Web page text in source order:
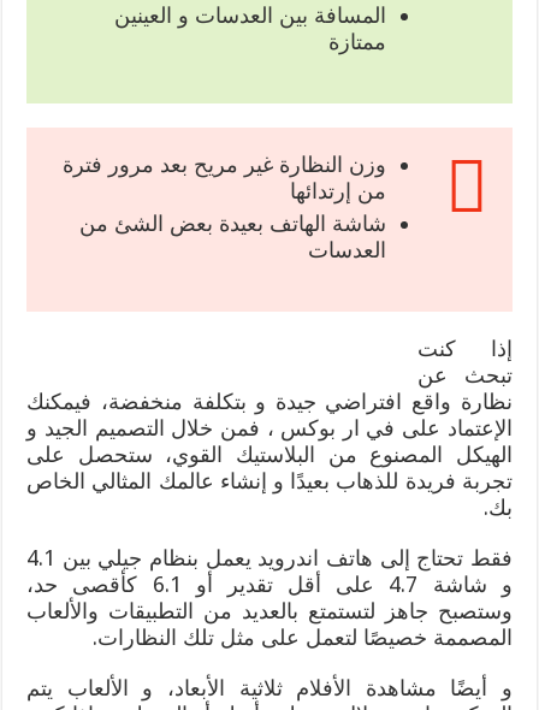
المسافة بين العدسات و العينين
ممتازة
وزن النظارة غير مريح بعد مرور فترة
من إرتدائها
شاشة الهاتف بعيدة بعض الشئ من
العدسات
إذا كنت
تبحث عن
نظارة واقع افتراضي جيدة و بتكلفة منخفضة، فيمكنك
الإعتماد على في ار بوكس ، فمن خلال التصميم الجيد و
الهيكل المصنوع من البلاستيك القوي، ستحصل على
تجربة فريدة للذهاب بعيدًا و إنشاء عالمك المثالي الخاص
بك.
فقط تحتاج إلى هاتف اندرويد يعمل بنظام جيلي بين 4.1
و شاشة 4.7 على أقل تقدير أو 6.1 كأقصى حد،
وستصبح جاهز لتستمتع بالعديد من التطبيقات والألعاب
المصممة خصيصًا لتعمل على مثل تلك النظارات.
و أيضًا مشاهدة الأفلام ثلاثية الأبعاد، و الألعاب يتم